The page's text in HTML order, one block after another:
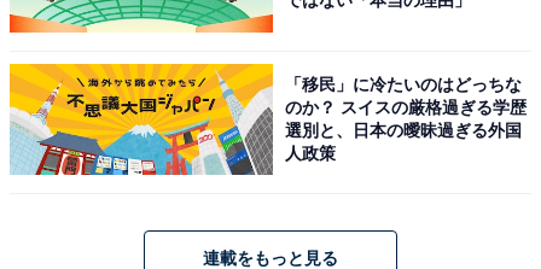
占い師：章月 綾乃
占い、心理テストの執筆、監修。雑誌、Web、広告
タイアップ記事などを多数手がけています。
タウン情報誌の営業、住宅情報誌の編集を経てフリ
「移民」に冷たいのはどっちな
のか？ スイスの厳格過ぎる学歴
選別と、日本の曖昧過ぎる外国
人政策
連載をもっと見る